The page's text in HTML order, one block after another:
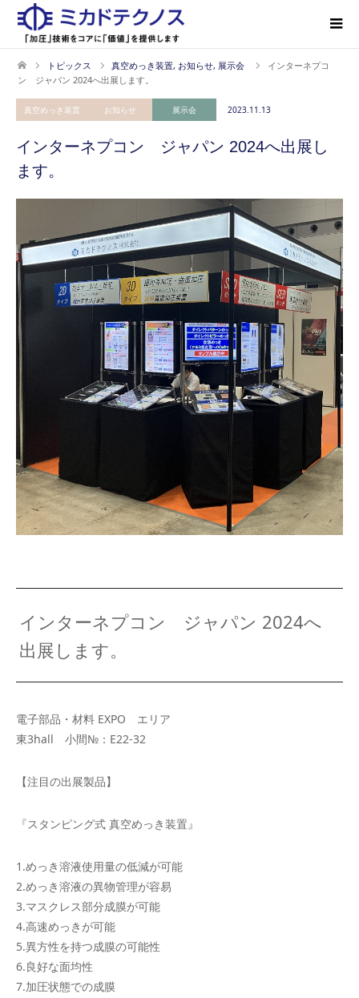
トピックス 真空めっき装置, お知らせ, 展示会
インターネプコ
ン ジャパン 2024へ出展します。
真空めっき装置 お知らせ 展示会 2023.11.13
インターネプコン ジャパン 2024へ出展し
ます。
インターネプコン ジャパン 2024へ
出展します。
電子部品・材料 EXPO エリア
東3hall 小間№：E22-32
【注目の出展製品】
『スタンピング式 真空めっき装置』
1.めっき溶液使用量の低減が可能
2.めっき溶液の異物管理が容易
3.マスクレス部分成膜が可能
4.高速めっきが可能
5.異方性を持つ成膜の可能性
6.良好な面均性
7.加圧状態での成膜